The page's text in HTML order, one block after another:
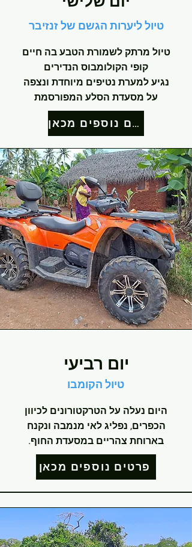
טיול ליערות הגשם של זנזיבר
טיול מרתק לשמורת הטבע בה חיים
קופי הקולומבוס הנדירים
נגיע למערת נטיפים מיוחדת ונצפה
על מסעדת הסלע המפורסמת
פרטים נוספים מכאן
יום רביעי
טיול הקומבו
היום נעלה על הטרקטורונים לכיוון
הכפרים, נפליג לאי מנמבה ונקנח
בארוחת צהריים במסעדת החוף.
פרטים נוספים מכאן